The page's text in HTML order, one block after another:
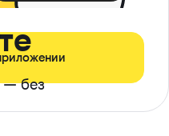
— без